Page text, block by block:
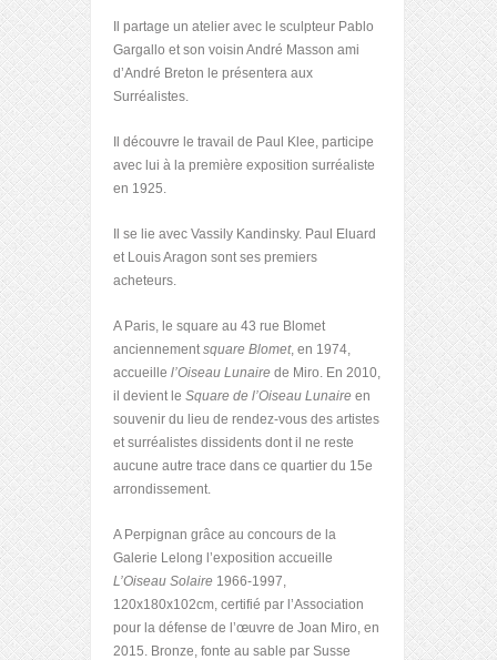
Il partage un atelier avec le sculpteur Pablo
Gargallo et son voisin André Masson ami
d’André Breton le présentera aux
Surréalistes.
Il découvre le travail de Paul Klee, participe
avec lui à la première exposition surréaliste
en 1925.
Il se lie avec Vassily Kandinsky. Paul Eluard
et Louis Aragon sont ses premiers
acheteurs.
A Paris, le square au 43 rue Blomet
anciennementsquare Blomet, en 1974,
accueille l’Oiseau Lunaire de Miro. En 2010,
il devient le Square de l’Oiseau Lunaire en
souvenir du lieu de rendez-vous des artistes
et surréalistes dissidents dont il ne reste
aucune autre trace dans ce quartier du 15e
arrondissement.
A Perpignan grâce au concours de la
Galerie Lelong l’exposition accueille
L’Oiseau Solaire 1966-1997,
120x180x102cm, certifié par l’Association
pour la défense de l’œuvre de Joan Miro, en
2015. Bronze, fonte au sable par Susse